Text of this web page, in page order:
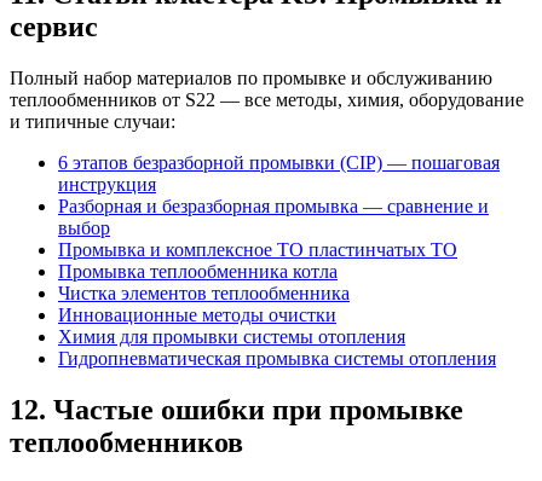
сервис
Полный набор материалов по промывке и обслуживанию
теплообменников от S22 — все методы, химия, оборудование
и типичные случаи:
6 этапов безразборной промывки (CIP) — пошаговая
инструкция
Разборная и безразборная промывка — сравнение и
выбор
Промывка и комплексное ТО пластинчатых ТО
Промывка теплообменника котла
Чистка элементов теплообменника
Инновационные методы очистки
Химия для промывки системы отопления
Гидропневматическая промывка системы отопления
12. Частые ошибки при промывке
теплообменников